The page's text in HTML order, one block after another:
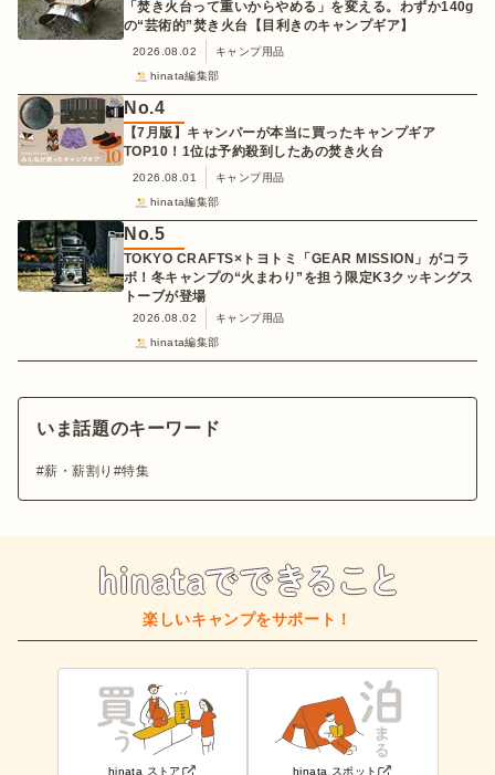
「焚き火台って重いからやめる」を変える。わずか140g
の“芸術的”焚き火台【目利きのキャンプギア】
2026.08.02
キャンプ用品
hinata編集部
No.4
【7月版】キャンパーが本当に買ったキャンプギア
TOP10！1位は予約殺到したあの焚き火台
2026.08.01
キャンプ用品
hinata編集部
No.5
TOKYO CRAFTS×トヨトミ「GEAR MISSION」がコラ
ボ！冬キャンプの“火まわり”を担う限定K3クッキングス
トーブが登場
2026.08.02
キャンプ用品
hinata編集部
いま話題のキーワード
薪・薪割り 特集
楽しいキャンプをサポート！
hinata ストア hinata スポット